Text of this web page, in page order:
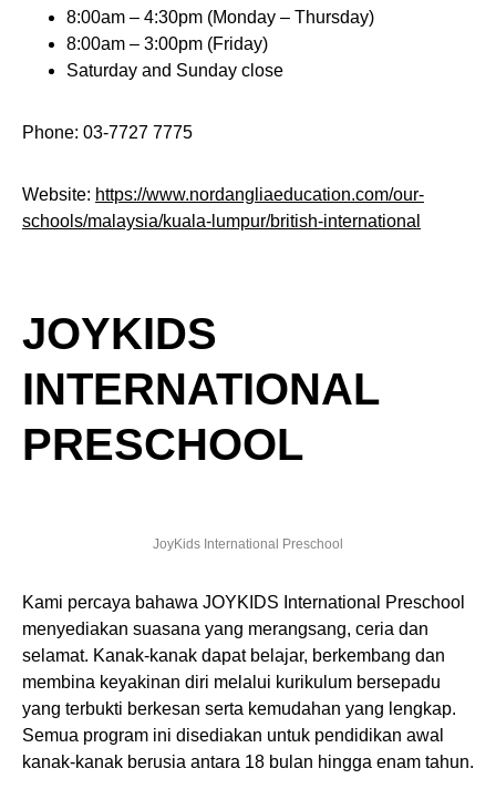
8:00am – 4:30pm (Monday – Thursday)
8:00am – 3:00pm (Friday)
Saturday and Sunday close
Phone: 03-7727 7775
Website: https://www.nordangliaeducation.com/our-
schools/malaysia/kuala-lumpur/british-international
JOYKIDS
INTERNATIONAL
PRESCHOOL
JoyKids International Preschool
Kami percaya bahawa JOYKIDS International Preschool
menyediakan suasana yang merangsang, ceria dan
selamat. Kanak-kanak dapat belajar, berkembang dan
membina keyakinan diri melalui kurikulum bersepadu
yang terbukti berkesan serta kemudahan yang lengkap.
Semua program ini disediakan untuk pendidikan awal
kanak-kanak berusia antara 18 bulan hingga enam tahun.